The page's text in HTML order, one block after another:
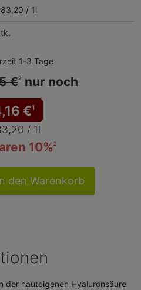
/ 1l
1-3 Tage
€2 nur noch
€1
/ 1l
10%2
den Warenkorb
der hauteigenen Hyaluronsäure